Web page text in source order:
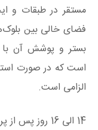
مستقر در طبقات و
فضای خالی بین
بستر و پوشش آن با
است که در صورت
الزامی است.
14 الی 16 روز پس از پر شدن سالن،